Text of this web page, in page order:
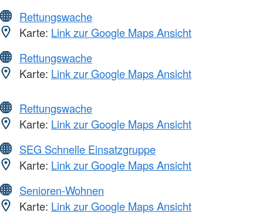
Rettungswache
Karte: Link zur Google Maps Ansicht
Rettungswache
Karte: Link zur Google Maps Ansicht
Rettungswache
Karte: Link zur Google Maps Ansicht
SEG Schnelle Einsatzgruppe
Karte: Link zur Google Maps Ansicht
Senioren-Wohnen
Karte: Link zur Google Maps Ansicht